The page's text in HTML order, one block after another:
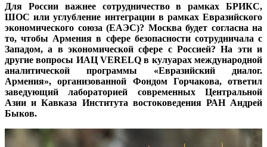
Для России важнее сотрудничество в рамках БРИКС,
ШОС или углубление интеграции в рамках Евразийского
экономического союза (ЕАЭС)? Москва будет согласна на
то, чтобы Армения в сфере безопасности сотрудничала с
Западом, а в экономической сфере с Россией? На эти и
другие вопросы ИАЦ VERELQ в кулуарах международной
аналитической программы «Евразийский диалог.
Армения», организованной Фондом Горчакова, ответил
заведующий лабораторией современных Центральной
Азии и Кавказа Института востоковедения РАН Андрей
Быков.